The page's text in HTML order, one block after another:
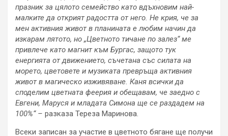
празник за цялото семейство като вдъхновим най-
малките да открият радостта от него. Не крия, че за
мен активния живот в планината е любим начин да
изкарам лятото, но „Цветното тичане по залез“ ме
привлече като магнит към Бургас, защото тук
енергията от движението, съчетана със силата на
морето, цветовете и музиката превръща активния
живот в магическо изживяване. Каня всички да
споделим цветната феерия и обещавам, че заедно с
Евгени, Маруся и младата Симона ще се раздадем на
100%“ – разказа Тереза Маринова.
Всеки записан за участие в цветното бягане ще получи